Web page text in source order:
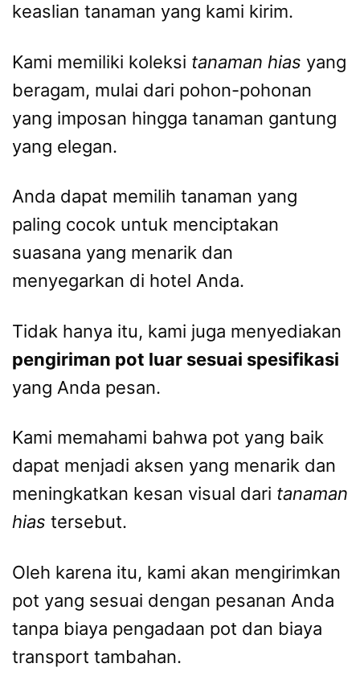
keaslian tanaman yang kami kirim.
Kami memiliki koleksi tanaman hias yang
beragam, mulai dari pohon-pohonan
yang imposan hingga tanaman gantung
yang elegan.
Anda dapat memilih tanaman yang
paling cocok untuk menciptakan
suasana yang menarik dan
menyegarkan di hotel Anda.
Tidak hanya itu, kami juga menyediakan
pengiriman pot luar sesuai spesifikasi
yang Anda pesan.
Kami memahami bahwa pot yang baik
dapat menjadi aksen yang menarik dan
meningkatkan kesan visual dari tanaman
hias tersebut.
Oleh karena itu, kami akan mengirimkan
pot yang sesuai dengan pesanan Anda
tanpa biaya pengadaan pot dan biaya
transport tambahan.